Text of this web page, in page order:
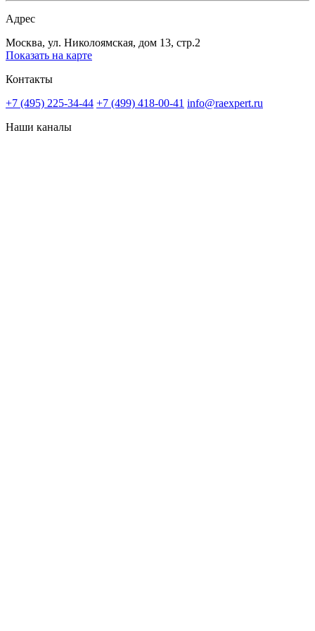
Адрес
Москва, ул. Николоямская, дом 13, стр.2
Показать на карте
Контакты
+7 (495) 225-34-44 +7 (499) 418-00-41 info@raexpert.ru
Наши каналы